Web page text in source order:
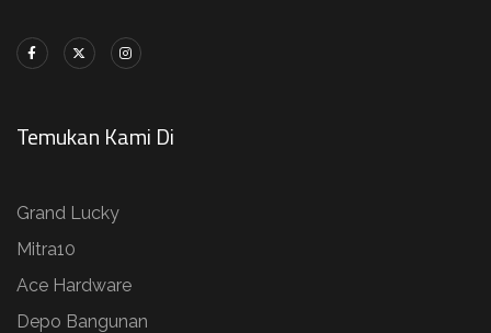
Temukan Kami Di
Grand Lucky
Mitra10
Ace Hardware
Depo Bangunan